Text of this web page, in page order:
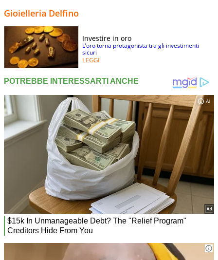
Gioielleria Delfino
Investire in oro
L’oro torna protagonista tra gli investimenti
sicuri
LEGGI